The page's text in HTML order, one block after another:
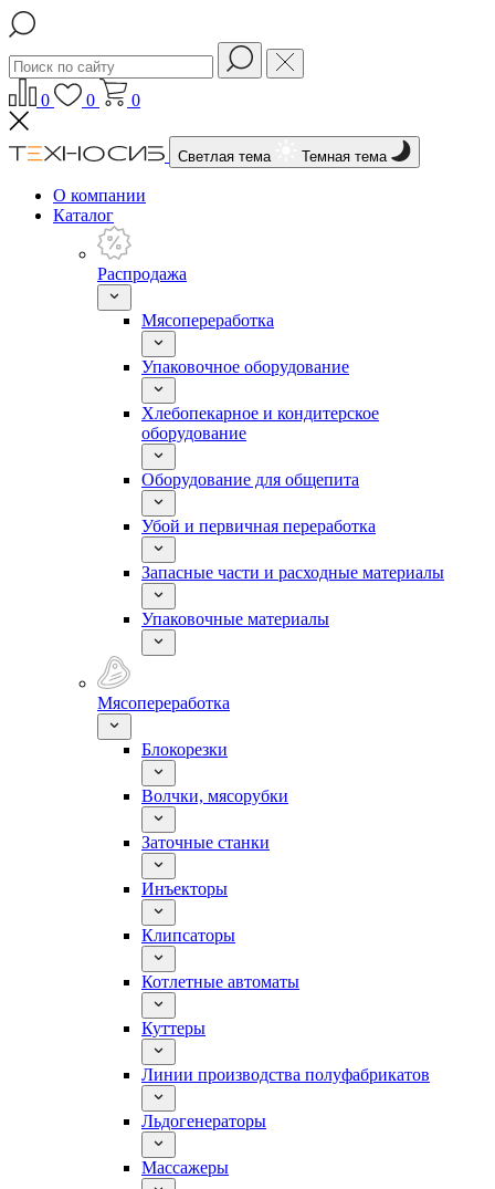
0 0 0
Светлая тема Темная тема
О компании
Каталог
Распродажа
Мясопереработка
Упаковочное оборудование
Хлебопекарное и кондитерское
оборудование
Оборудование для общепита
Убой и первичная переработка
Запасные части и расходные материалы
Упаковочные материалы
Мясопереработка
Блокорезки
Волчки, мясорубки
Заточные станки
Инъекторы
Клипсаторы
Котлетные автоматы
Куттеры
Линии производства полуфабрикатов
Льдогенераторы
Массажеры